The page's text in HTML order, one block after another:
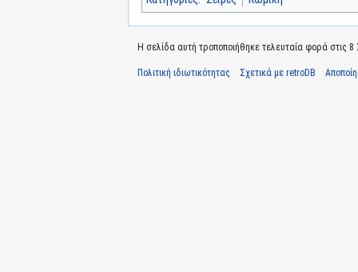
Η σελίδα αυτή τροποποιήθηκε τελευταία φορά στις 8
Πολιτική ιδιωτικότητας Σχετικά με retroDB